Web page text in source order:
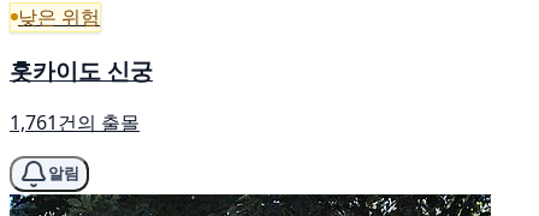
낮은 위험
홋카이도 신궁
1,761건의 출몰
알림